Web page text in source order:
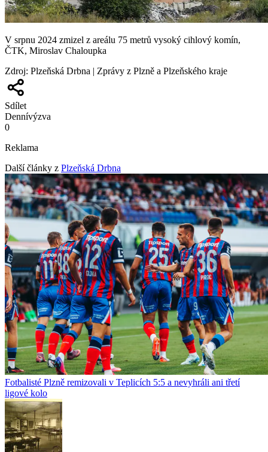
V srpnu 2024 zmizel z areálu 75 metrů vysoký cihlový komín,
ČTK, Miroslav Chaloupka
Zdroj: Plzeňská Drbna | Zprávy z Plzně a Plzeňského kraje
Sdílet
Dennívýzva
0
Reklama
Další články z Plzeňská Drbna
Fotbalisté Plzně remizovali v Teplicích 5:5 a nevyhráli ani třetí
ligové kolo